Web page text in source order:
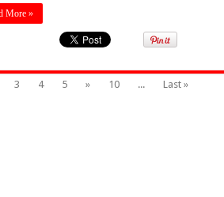
More »
3 4 5 » 10 ... Last »